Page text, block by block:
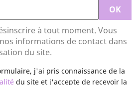
à tout moment. Vous
informations de contact dans
du site.
j'ai pris connaissance de la
du site et j'accepte de recevoir la